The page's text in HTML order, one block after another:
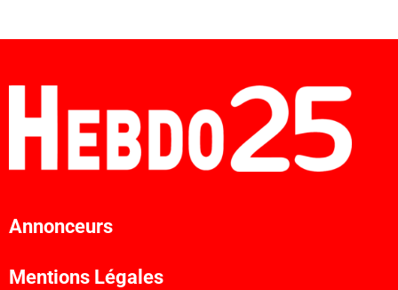
Annonceurs
Mentions Légales